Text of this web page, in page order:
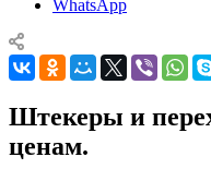
WhatsApp
Штекеры и
ценам.